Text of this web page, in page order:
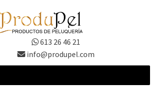
613 26 46 21
info@produpel.com